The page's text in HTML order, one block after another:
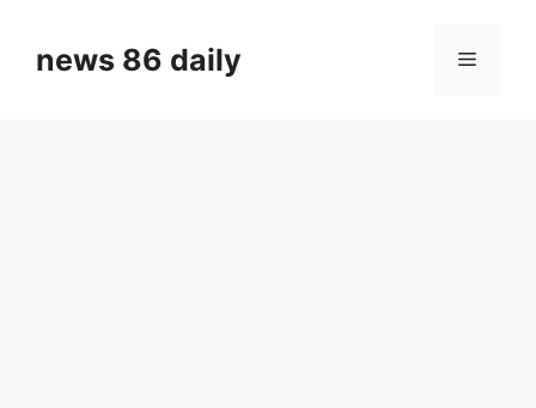
contentnews 86 daily Menu